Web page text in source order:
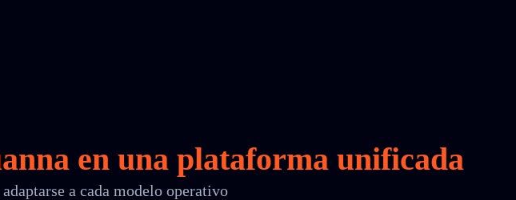
en una plataforma unificada
a cada modelo operativo